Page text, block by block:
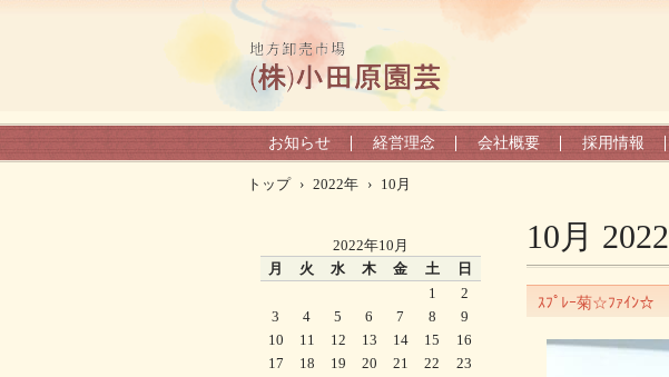
お知らせ 経営理念 会社概要 採用情報
トップ › 2022年 › 10月
10月 2022
ｽﾌﾟﾚｰ菊☆ﾌｧｲﾝ☆
2022年10月
月
火 水 木 金 土 日
1
2
3
4 5 6 7 8
9
10
11 12 13 14 15
16
17
18 19 20 21 22
23